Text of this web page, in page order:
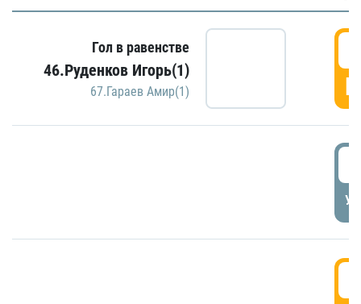
Гол в равенстве
46.Руденков Игорь(1)
67.Гараев Амир(1)